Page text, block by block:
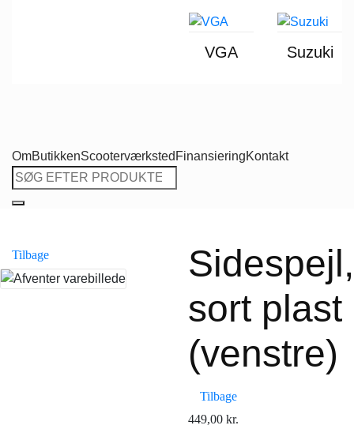
VGA Suzuki
OmButikkenScooterværksted FinansieringKontakt
Søg
efter:
Tilbage
Sidespejl,
sort plast
(venstre)
Tilbage
449,00 kr.